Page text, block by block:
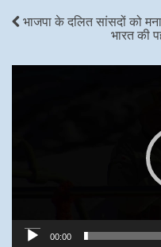
o
k
r I
n
p
p
भाजपा के दलित सांसदों को
भारत की
00:00